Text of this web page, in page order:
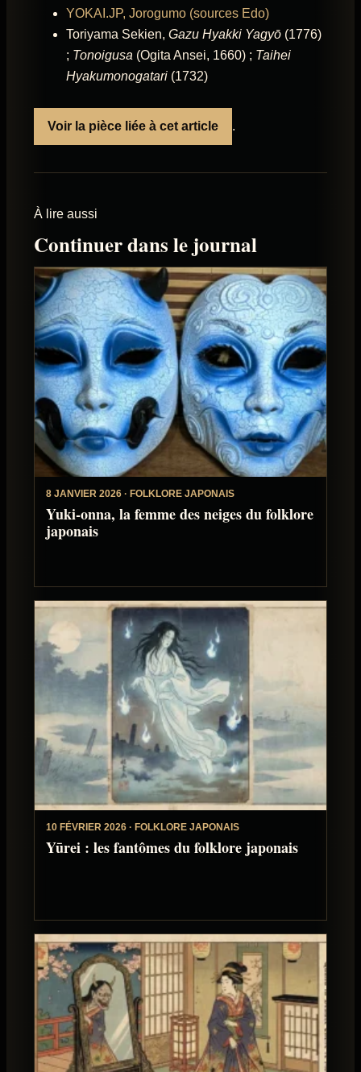
YOKAI.JP, Jorogumo (sources Edo)
Toriyama Sekien, Gazu Hyakki Yagyō (1776)
; Tonoigusa (Ogita Ansei, 1660) ; Taihei
Hyakumonogatari (1732)
Voir la pièce liée à cet article .
À lire aussi
Continuer dans le journal
8 JANVIER 2026 · FOLKLORE JAPONAIS
Yuki-onna, la femme des neiges du folklore
japonais
10 FÉVRIER 2026 · FOLKLORE JAPONAIS
Yūrei : les fantômes du folklore japonais